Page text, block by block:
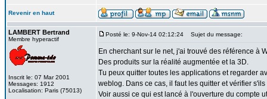
Revenir en haut
LAMBERT Bertrand
Membre hyperactif
Inscrit le: 07 Mar 2001
Messages: 1912
Localisation: Paris (75013)
Posté le: 9-Nov-14 02:12:24 Sujet du message:
En cherchant sur le net, j'ai trouvé des référence à
Des produits sur la réalité augmentée et la 3D.
Tu peux quitter toutes les applications et regarder
weblog. Dans ce cas, il faut les quitter et vérifier
Voir aussi ce qui est lancé à l'ouverture du compte